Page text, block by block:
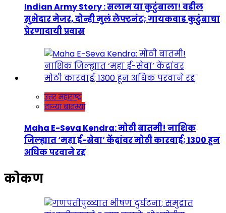
Indian Army Story : सलाम या कुटुंबाला! वडील
सुभेदार मेजर, दोन्ही मुलं लेफ्टनंट; गायकवाड कुटुंबाचा
प्रेरणादायी प्रवास
उत्तर महाराष्ट्र
ताज्या बातम्या
Maha E-Seva Kendra: मोठी बातमी! नाशिक
जिल्ह्यात ‘महा ई-सेवा’ केंद्रांवर मोठी कारवाई; 1300 हून
अधिक परवाने रद्द
कोकण